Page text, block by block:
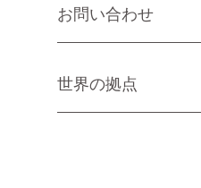
お問い合わせ
世界の拠点